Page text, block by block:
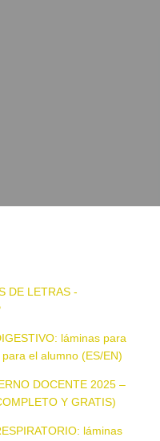
DE LETRAS -
láminas para
el alumno (ES/EN)
DOCENTE 2025 –
Y GRATIS)
láminas